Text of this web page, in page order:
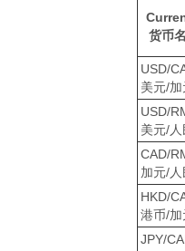
货币
USD/
美元/加
USD/
美元/人
CAD/
加元/人
HKD/
港币/加
JPY/